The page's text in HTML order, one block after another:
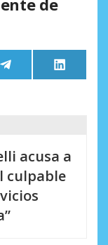
de
Compartir
en
Telegram
en
LinkedIn
acusa a
culpable